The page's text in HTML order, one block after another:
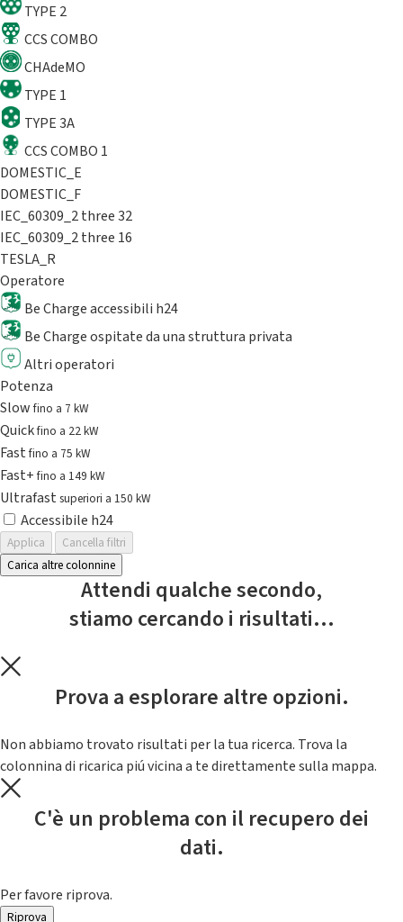
TYPE 2
CCS COMBO
CHAdeMO
TYPE 1
TYPE 3A
CCS COMBO 1
DOMESTIC_E
DOMESTIC_F
IEC_60309_2 three 32
IEC_60309_2 three 16
TESLA_R
Operatore
Be Charge accessibili h24
Be Charge ospitate da una struttura privata
Altri operatori
Potenza
Slowfino a 7 kW
Quickfino a 22 kW
Fastfino a 75 kW
Fast+fino a 149 kW
Ultrafast superiori a 150 kW
Accessibile h24
Applica
Cancella filtri
Carica altre colonnine
Attendi qualche secondo,
stiamo cercando i risultati...
Prova a esplorare altre opzioni.
Non abbiamo trovato risultati per la tua ricerca. Trova la
colonnina di ricarica piú vicina a te direttamente sulla mappa.
C'è un problema con il recupero dei
dati.
Per favore riprova.
Riprova